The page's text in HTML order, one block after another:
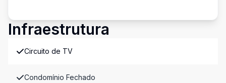
Infraestrutura
Circuito de TV
Condomínio Fechado